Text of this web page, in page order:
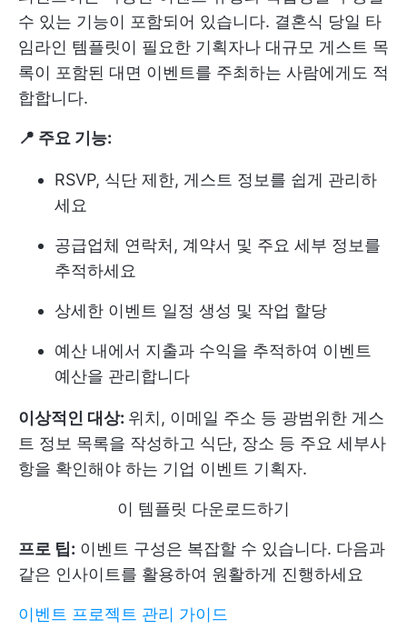
수 있는 기능이 포함되어 있습니다. 결혼식 당일 타
임라인 템플릿이 필요한 기획자나 대규모 게스트 목
록이 포함된 대면 이벤트를 주최하는 사람에게도 적
합합니다.
📍 주요 기능:
RSVP, 식단 제한, 게스트 정보를 쉽게 관리하
세요
공급업체 연락처, 계약서 및 주요 세부 정보를
추적하세요
상세한 이벤트 일정 생성 및 작업 할당
예산 내에서 지출과 수익을 추적하여 이벤트
예산을 관리합니다
이상적인 대상: 위치, 이메일 주소 등 광범위한 게스
트 정보 목록을 작성하고 식단, 장소 등 주요 세부사
항을 확인해야 하는 기업 이벤트 기획자.
이 템플릿 다운로드하기
프로 팁: 이벤트 구성은 복잡할 수 있습니다. 다음과
같은 인사이트를 활용하여 원활하게 진행하세요
이벤트 프로젝트 관리 가이드